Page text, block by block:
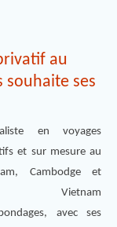
au
souhaite ses
en voyages
et sur mesure au
Cambodge et
Vietnam
avec ses